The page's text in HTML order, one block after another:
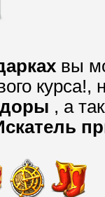
вы
курса!,
, а